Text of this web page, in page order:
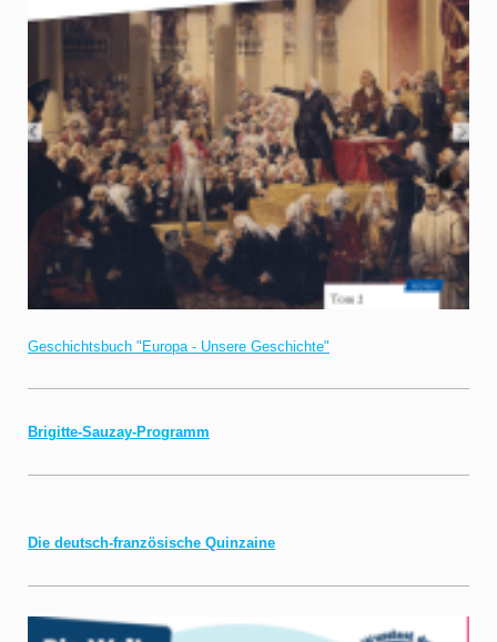
Geschichtsbuch "Europa - Unsere Geschichte"
Brigitte-Sauzay-Programm
Die deutsch-französische Quinzaine